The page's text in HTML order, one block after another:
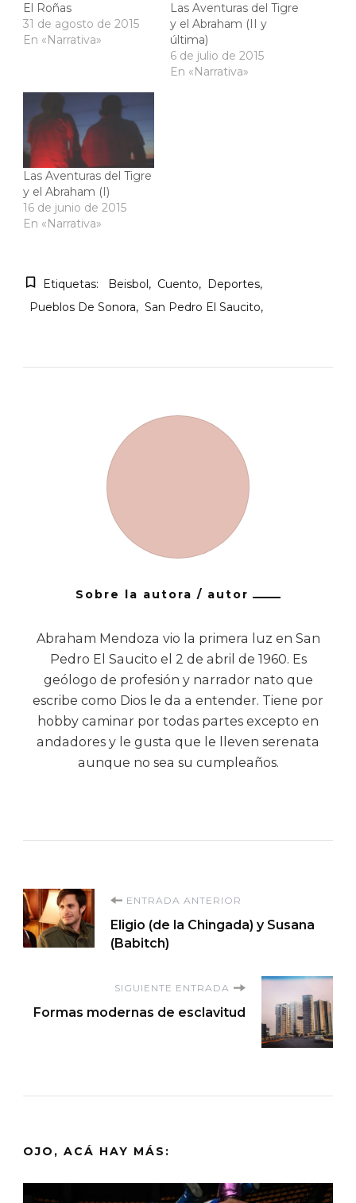
El Roñas
31 de agosto de 2015
En «Narrativa»
Las Aventuras del Tigre
y el Abraham (II y
última)
6 de julio de 2015
En «Narrativa»
Las Aventuras del Tigre
y el Abraham (I)
16 de junio de 2015
En «Narrativa»
Etiquetas: Beisbol Cuento
Deportes
Pueblos De Sonora
San Pedro El Saucito
Sobre la autora / autor
Abraham Mendoza vio la primera luz en San
Pedro El Saucito el 2 de abril de 1960. Es
geólogo de profesión y narrador nato que
escribe como Dios le da a entender. Tiene por
hobby caminar por todas partes excepto en
andadores y le gusta que le lleven serenata
aunque no sea su cumpleaños.
Navegación
de
entradas
ENTRADA ANTERIOR
Eligio (de la Chingada) y Susana
(Babitch)
SIGUIENTE ENTRADA
Formas modernas de esclavitud
OJO, ACÁ HAY MÁS: